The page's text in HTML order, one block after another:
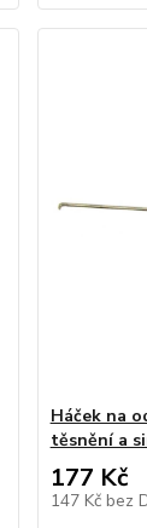
Háček na
těsnění a
177 Kč
147 Kč bez